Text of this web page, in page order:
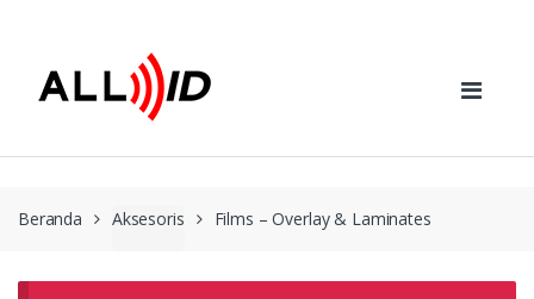
Beranda Aksesoris Films – Overlay & Laminates